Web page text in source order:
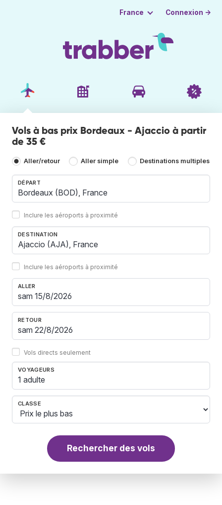
France Connexion →
Vols à bas prix Bordeaux - Ajaccio à partir
de 35 €
Aller/retour Aller simple Destinations multiples
DÉPART
Inclure les aéroports à proximité
DESTINATION
Inclure les aéroports à proximité
ALLER
RETOUR
Vols directs seulement
VOYAGEURS
1 adulte
CLASSE
Rechercher des vols